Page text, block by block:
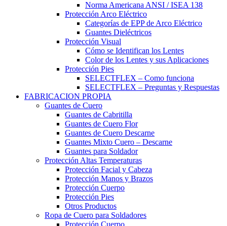
Norma Americana ANSI / ISEA 138
Protección Arco Eléctrico
Categorías de EPP de Arco Eléctrico
Guantes Dieléctricos
Protección Visual
Cómo se Identifican los Lentes
Color de los Lentes y sus Aplicaciones
Protección Pies
SELECTFLEX – Como funciona
SELECTFLEX – Preguntas y Respuestas
FABRICACION PROPIA
Guantes de Cuero
Guantes de Cabritilla
Guantes de Cuero Flor
Guantes de Cuero Descarne
Guantes Mixto Cuero – Descarne
Guantes para Soldador
Protección Altas Temperaturas
Protección Facial y Cabeza
Protección Manos y Brazos
Protección Cuerpo
Protección Pies
Otros Productos
Ropa de Cuero para Soldadores
Protección Cuerpo